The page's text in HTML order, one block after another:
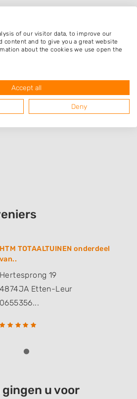
HTM TOTAALTUINEN onderdeel
van..
Hertesprong 19
4874JA Etten-Leur
0655356...
u voor
of our visitor data, to improve our
content and to give you a great website
about the cookies we use open the
Accept all
Deny